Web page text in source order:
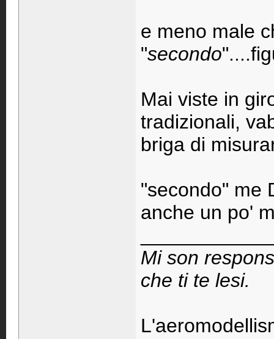
e meno male
"secondo
Mai viste in
tradizionali,
briga di
"secondo" me
anche un po'
Mi son
che ti te lesi.